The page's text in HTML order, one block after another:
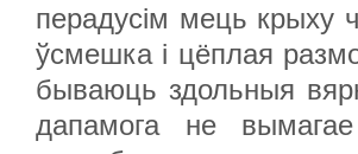
перадусім мець крыху
ўсмешка і цёплая
бываюць здольныя
дапамога не